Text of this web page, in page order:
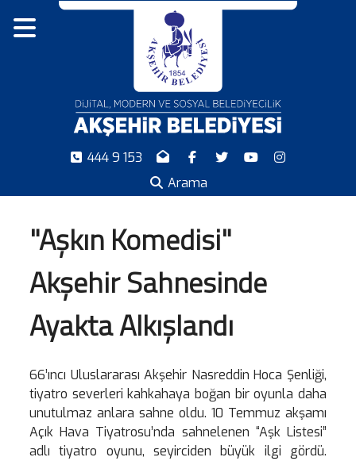
444 9 153
Arama
"Aşkın Komedisi"
Akşehir Sahnesinde
Ayakta Alkışlandı
66’ıncı Uluslararası Akşehir Nasreddin Hoca Şenliği,
tiyatro severleri kahkahaya boğan bir oyunla daha
unutulmaz anlara sahne oldu. 10 Temmuz akşamı
Açık Hava Tiyatrosu’nda sahnelenen “Aşk Listesi”
adlı tiyatro oyunu, seyirciden büyük ilgi gördü.